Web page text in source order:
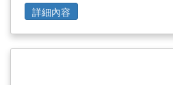
詳細內容